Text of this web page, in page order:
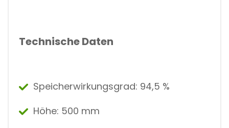
Technische Daten
Speicherwirkungsgrad: 94,5 %
Höhe: 500 mm